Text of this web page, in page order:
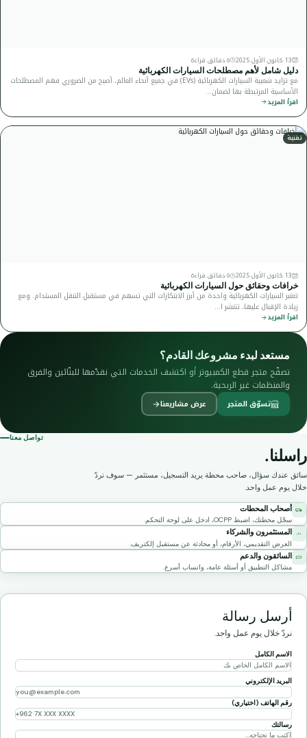
13 كانون الأول 2025 ٥ دقائق قراءة
دليل شامل لأهم مصطلحات السيارات الكهربائية
مع تزايد شعبية السيارات الكهربائية (EVs) في جميع أنحاء العالم، أصبح من الضروري فهم المصطلحات
الأساسية المرتبطة بها لضمان…
اقرأ المزيد
تقنية
13 كانون الأول 2025 ٥ دقائق قراءة
خرافات وحقائق حول السيارات الكهربائية
تعتبر السيارات الكهربائية واحدة من أبرز الابتكارات التي تسهم في مستقبل التنقل المستدام. ومع
زيادة الإقبال عليها، تنتشر ا…
اقرأ المزيد
مستعد لبدء مشروعك القادم؟
تصفّح متجر قطع الكمبيوتر أو اكتشف الخدمات التي نقدّمها للبنّائين والفرق
والمنظمات غير الربحية.
تسوّق المتجر عرض مشاريعنا
تواصل معنا
راسلنا.
سائق عندك سؤال، صاحب محطة يريد التسجيل، مستثمر — سوف نردّ
خلال يوم عمل واحد.
أصحاب المحطات
سجّل محطتك، اضبط OCPP، ادخل على لوحة التحكم.
المستثمرون والشركاء
العرض التقديمي، الأرقام، أو محادثة عن مستقبل إلكتريف.
السائقون والدعم
مشاكل التطبيق أو أسئلة عامة، واتساب أسرع.
أرسل رسالة
نردّ خلال يوم عمل واحد.
الاسم الكامل
البريد الإلكتروني
رقم الهاتف (اختياري)
رسالتك